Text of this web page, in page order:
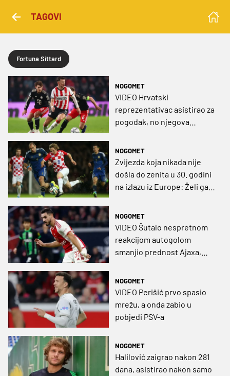
TAGOVI
Fortuna Sittard
NOGOMET
VIDEO Hrvatski
reprezentativac asistirao za
pogodak, no njegova
nadoknadi
NOGOMET
Zvijezda koja nikada nije
došla do zenita u 30. godini
na izlazu iz Europe: Želi ga
NOGOMET
VIDEO Šutalo nespretnom
reakcijom autogolom
smanjio prednost Ajaxa,
NOGOMET
VIDEO Perišić prvo spasio
mrežu, a onda zabio u
pobjedi PSV-a
NOGOMET
Halilović zaigrao nakon 281
dana, asistirao nakon samo